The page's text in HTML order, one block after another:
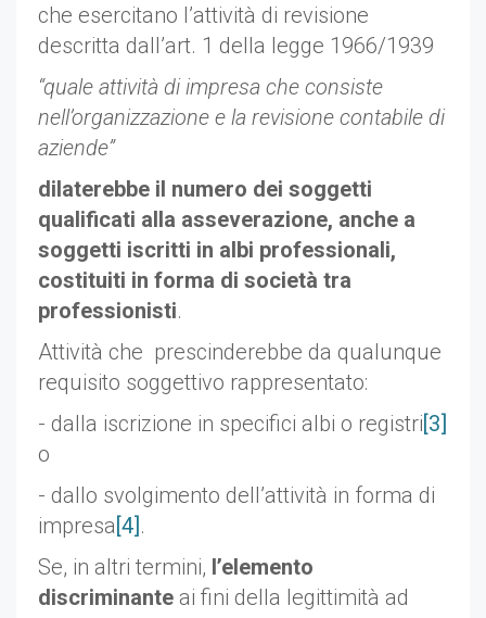
che esercitano l’attività di revisione
descritta dall’art. 1 della legge 1966/1939
“quale attività di impresa che consiste
nell’organizzazione e la revisione contabile di
aziende”
dilaterebbe il numero dei soggetti
qualificati alla asseverazione, anche a
soggetti iscritti in albi professionali,
costituiti in forma di società tra
professionisti.
Attività che prescinderebbe da qualunque
requisito soggettivo rappresentato:
- dalla iscrizione in specifici albi o registri[3]
o
- dallo svolgimento dell’attività in forma di
impresa[4] .
Se, in altri termini, l’elemento
discriminante ai fini della legittimità ad